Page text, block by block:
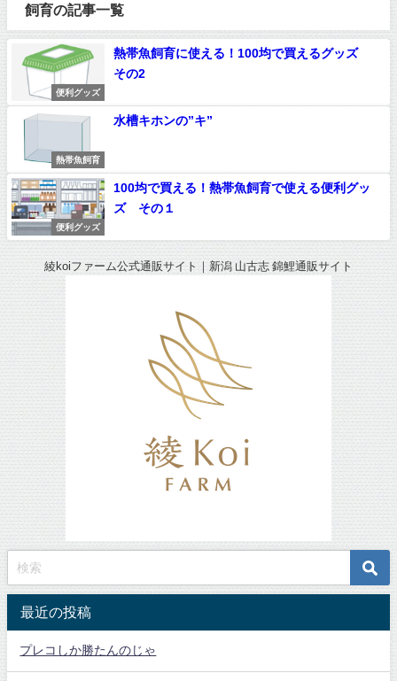
飼育の記事一覧
便利グッズ
熱帯魚飼育に使える！100均で買えるグッズ
その2
熱帯魚飼育
水槽キホンの”キ”
便利グッズ
100均で買える！熱帯魚飼育で使える便利グッ
ズ その１
綾koiファーム公式通販サイト｜新潟 山古志 錦鯉通販サイト
最近の投稿
プレコしか勝たんのじゃ